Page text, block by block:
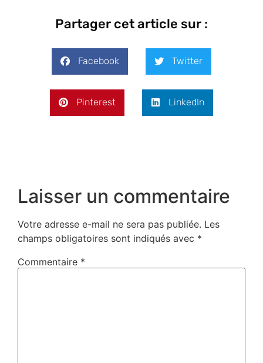
Partager cet article sur :
Facebook Twitter
Pinterest LinkedIn
Laisser un commentaire
Votre adresse e-mail ne sera pas publiée. Les
champs obligatoires sont indiqués avec *
Commentaire *